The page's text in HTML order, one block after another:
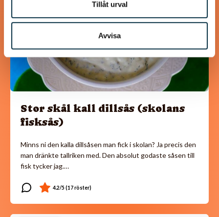
Tillåt urval
Avvisa
Stor skål kall dillsås (skolans
fisksås)
Minns ni den kalla dillsåsen man fick i skolan? Ja precis den
man dränkte tallriken med. Den absolut godaste såsen till
fisk tycker jag.…